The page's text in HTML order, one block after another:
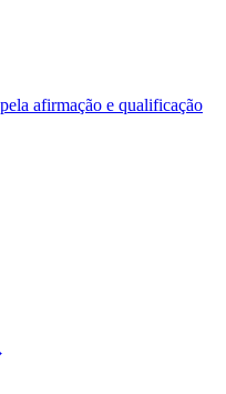
afirmação e qualificação